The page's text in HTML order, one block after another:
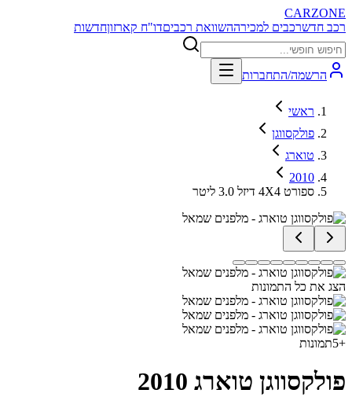
CARZONE
רכב חדשרכבים למכירההשוואת רכביםדו"ח קארזוןחדשות
הרשמה/התחברות
ראשי
פולקסווגן
טוארג
2010
ספורט 4X4 דיזל 3.0 ליטר
הצג את כל התמונות
+
5תמונות
פולקסווגן טוארג 2010